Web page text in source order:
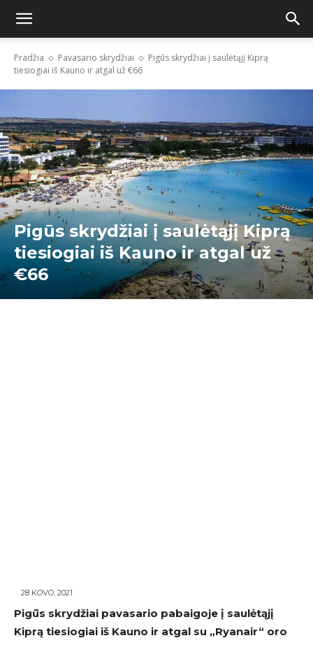
Pradžia Pavasario skrydžiai
Pigūs skrydžiai į saulėtąjį Kiprą
tiesiogiai iš Kauno ir atgal už €66
Pigūs skrydžiai į saulėtąjį Kiprą
tiesiogiai iš Kauno ir atgal už
€66
28 KOVO, 2021
Pigūs skrydžiai pavasario pabaigoje į saulėtąjį
Kiprą tiesiogiai iš Kauno ir atgal su „Ryanair“ oro